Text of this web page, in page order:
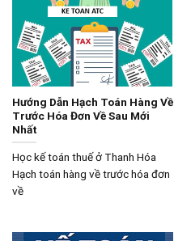
Hướng Dẫn Hạch Toán Hàng Về
Trước Hóa Đơn Về Sau Mới
Nhất
Học kế toán thuế ở Thanh Hóa
Hạch toán hàng về trước hóa đơn
về